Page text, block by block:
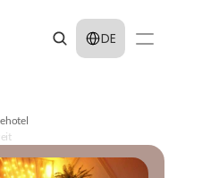
Select Language
DE